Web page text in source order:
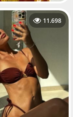
11.698